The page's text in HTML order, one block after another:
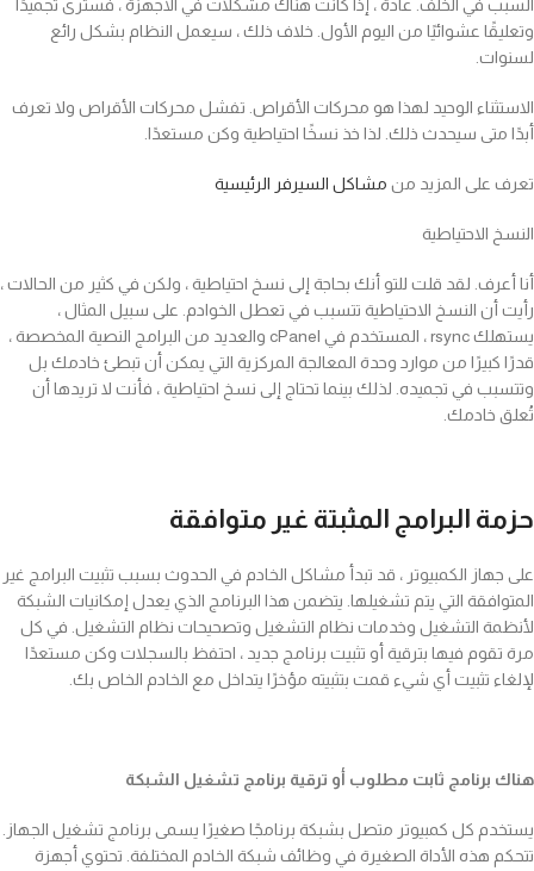
السبب في الخلف. عادةً ، إذا كانت هناك مشكلات في الأجهزة ، فسترى تجميدًا
وتعليقًا عشوائيًا من اليوم الأول. خلاف ذلك ، سيعمل النظام بشكل رائع
لسنوات.
الاستثناء الوحيد لهذا هو محركات الأقراص. تفشل محركات الأقراص ولا تعرف
أبدًا متى سيحدث ذلك. لذا خذ نسخًا احتياطية وكن مستعدًا.
تعرف على المزيد من مشاكل السيرفر الرئيسية
النسخ الاحتياطية
أنا أعرف. لقد قلت للتو أنك بحاجة إلى نسخ احتياطية ، ولكن في كثير من الحالات ،
رأيت أن النسخ الاحتياطية تتسبب في تعطل الخوادم. على سبيل المثال ،
يستهلك rsync ، المستخدم في cPanel والعديد من البرامج النصية المخصصة ،
قدرًا كبيرًا من موارد وحدة المعالجة المركزية التي يمكن أن تبطئ خادمك بل
وتتسبب في تجميده. لذلك بينما تحتاج إلى نسخ احتياطية ، فأنت لا تريدها أن
تُعلق خادمك.
حزمة البرامج المثبتة غير متوافقة
على جهاز الكمبيوتر ، قد تبدأ مشاكل الخادم في الحدوث بسبب تثبيت البرامج غير
المتوافقة التي يتم تشغيلها. يتضمن هذا البرنامج الذي يعدل إمكانيات الشبكة
لأنظمة التشغيل وخدمات نظام التشغيل وتصحيحات نظام التشغيل. في كل
مرة تقوم فيها بترقية أو تثبيت برنامج جديد ، احتفظ بالسجلات وكن مستعدًا
لإلغاء تثبيت أي شيء قمت بتثبيته مؤخرًا يتداخل مع الخادم الخاص بك.
هناك برنامج ثابت مطلوب أو ترقية برنامج تشغيل الشبكة
يستخدم كل كمبيوتر متصل بشبكة برنامجًا صغيرًا يسمى برنامج تشغيل الجهاز.
تتحكم هذه الأداة الصغيرة في وظائف شبكة الخادم المختلفة. تحتوي أجهزة